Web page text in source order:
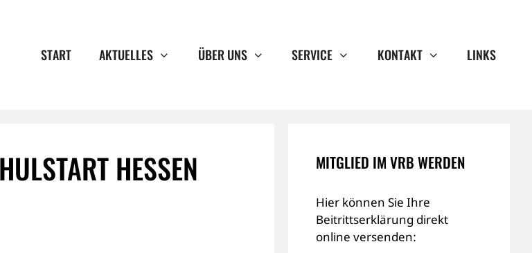
START AKTUELLES ÜBER UNS SERVICE KONTAKT LINKS
HESSEN
MITGLIED IM VRB WERDEN
Hier können Sie Ihre
Beitrittserklärung direkt
online versenden: